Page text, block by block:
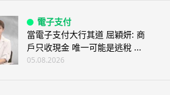
電子支付
當電子支付大行其道 屈穎妍: 商
戶只收現金 唯一可能是逃稅 ...
05.08.2026